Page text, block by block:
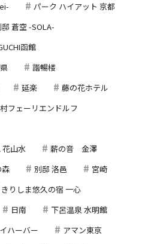
パーク ハイアット 京都
蒼空 -SOLA-
函館
諧暢楼
延楽
藤の花ホテル
フェーリエンドルフ
花山水
薪の音 金澤
森 別邸 洛邑
宮崎
きりしま悠久の宿 一心
日南
下呂温泉 水明館
ハーバー
アマン東京